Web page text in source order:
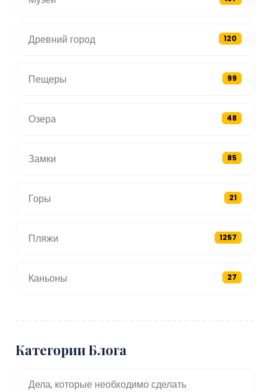
Древний город 120
Пещеры 99
Озера 48
Замки 85
Горы 21
Пляжи 1257
Каньоны 27
Категории Блога
Дела, которые необходимо сделать